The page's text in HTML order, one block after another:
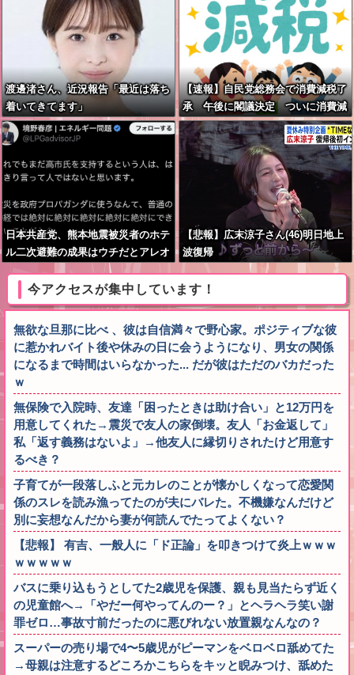
渡邊渚さん、近況報告「最近は落ち
着いてきてます」
【速報】自民党総務会で消費減税了
承 午後に閣議決定 ついに消費減
税へ
日本共産党、熊本地震被災者のホテ
ル二次避難の成果はウチだとアレオ
【悲報】広末涼子さん(46)明日地上
波復帰
今アクセスが集中しています！
無欲な旦那に比べ 、彼は自信満々で野心家。ポジティブな彼
に惹かれバイト後や休みの日に会うようになり、男女の関係
になるまで時間はいらなかった... だが彼はただのバカだった
ｗ
無保険で入院時、友達「困ったときは助け合い」と12万円を
用意してくれた→震災で友人の家倒壊。友人「お金返して」
私「返す義務はないよ」→他友人に縁切りされたけど用意す
るべき？
子育てが一段落しふと元カレのことが懐かしくなって恋愛関
係のスレを読み漁ってたのが夫にバレた。不機嫌なんだけど
別に妄想なんだから妻が何読んでたってよくない？
【悲報】 有吉、一般人に「ド正論」を叩きつけて炎上ｗｗｗ
ｗｗｗｗｗ
バスに乗り込もうとしてた2歳児を保護、親も見当たらず近く
の児童館へ→「やだー何やってんのー？」とヘラヘラ笑い謝
罪ゼロ…事故寸前だったのに悪びれない放置親なんなの？
スーパーの売り場で4〜5歳児がピーマンをベロベロ舐めてた
→母親は注意するどころかこちらをキッと睨みつけ、舐めた